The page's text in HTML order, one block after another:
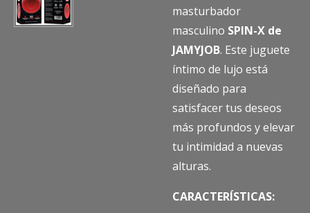
masturbador
masculino SPIN-X de
JAMYJOB. Este juguete
íntimo de lujo está
diseñado para
satisfacer tus deseos
más profundos y elevar
tu intimidad a nuevas
alturas.
CARACTERÍSTICAS: